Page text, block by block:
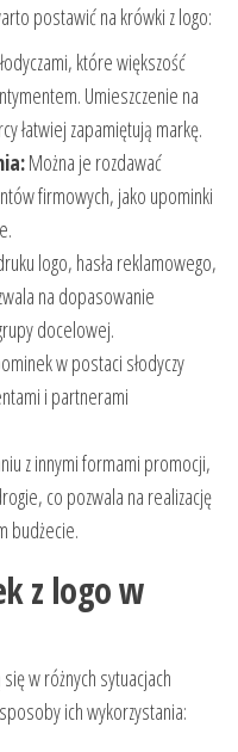
postawić na krówki z logo:
które większość
Umieszczenie na
łatwiej zapamiętują markę.
Można je rozdawać
firmowych, jako upominki
logo, hasła reklamowego,
na dopasowanie
docelowej.
w postaci słodyczy
i partnerami
z innymi formami promocji,
co pozwala na realizację
budżecie.
z logo w
w różnych sytuacjach
ich wykorzystania: